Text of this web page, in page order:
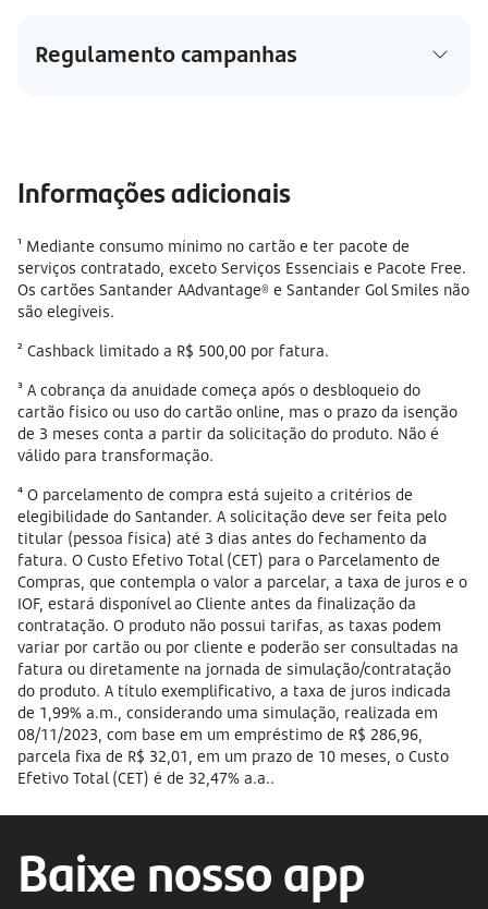
Regulamento campanhas
Informações adicionais
¹ Mediante consumo mínimo no cartão e ter pacote de
serviços contratado, exceto Serviços Essenciais e Pacote Free.
Os cartões Santander AAdvantage® e Santander Gol Smiles não
são elegíveis.
² Cashback limitado a R$ 500,00 por fatura.
³ A cobrança da anuidade começa após o desbloqueio do
cartão físico ou uso do cartão online, mas o prazo da isenção
de 3 meses conta a partir da solicitação do produto. Não é
válido para transformação.
⁴ O parcelamento de compra está sujeito a critérios de
elegibilidade do Santander. A solicitação deve ser feita pelo
titular (pessoa física) até 3 dias antes do fechamento da
fatura. O Custo Efetivo Total (CET) para o Parcelamento de
Compras, que contempla o valor a parcelar, a taxa de juros e o
IOF, estará disponível ao Cliente antes da finalização da
contratação. O produto não possui tarifas, as taxas podem
variar por cartão ou por cliente e poderão ser consultadas na
fatura ou diretamente na jornada de simulação/contratação
do produto. A título exemplificativo, a taxa de juros indicada
de 1,99% a.m., considerando uma simulação, realizada em
08/11/2023, com base em um empréstimo de R$ 286,96,
parcela fixa de R$ 32,01, em um prazo de 10 meses, o Custo
Efetivo Total (CET) é de 32,47% a.a..
Baixe nosso app